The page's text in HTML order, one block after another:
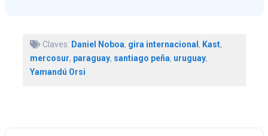
Claves: Daniel Noboa, gira internacional , Kast,
mercosur, paraguay, santiago peña, uruguay,
Yamandú Orsi